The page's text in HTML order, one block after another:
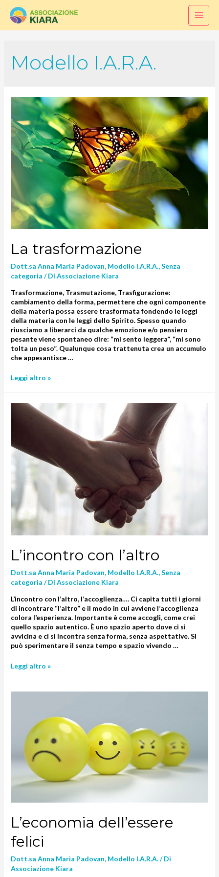
Modello I.A.R.A.
La trasformazione
Dott.sa Anna Maria Padovan, Modello I.A.R.A.,Senza
categoria / Di Associazione Kiara
Trasformazione, Trasmutazione, Trasfigurazione:
cambiamento della forma, permettere che ogni componente
della materia possa essere trasformata fondendo le leggi
della materia con le leggi dello Spirito. Spesso quando
riusciamo a liberarci da qualche emozione e/o pensiero
pesante viene spontaneo dire: “mi sento leggera”, “mi sono
tolta un peso”. Qualunque cosa trattenuta crea un accumulo
che appesantisce …
Leggi altro »
L’incontro con l’altro
Dott.sa Anna Maria Padovan, Modello I.A.R.A.,Senza
categoria / Di Associazione Kiara
L’incontro con l’altro, l’accoglienza…. Ci capita tutti i giorni
di incontrare “l’altro” e il modo in cui avviene l’accoglienza
colora l’esperienza. Importante è come accogli, come crei
quello spazio autentico. È uno spazio aperto dove ci si
avvicina e ci si incontra senza forma, senza aspettative. Si
può sperimentare il senza tempo e spazio vivendo …
Leggi altro »
L’economia dell’essere
felici
Dott.sa Anna Maria Padovan, Modello I.A.R.A./ Di
Associazione Kiara